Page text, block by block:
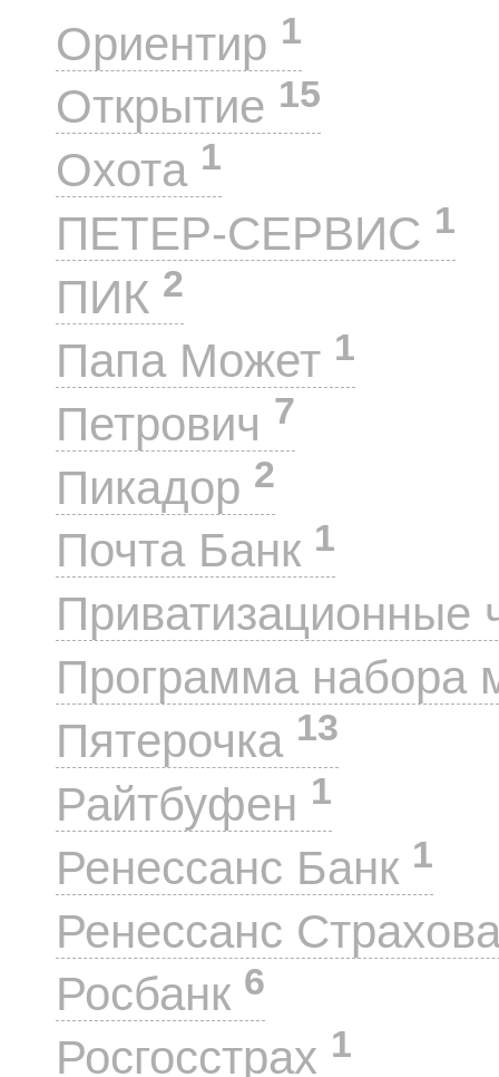
Ориентир 1
Открытие 15
Охота 1
ПЕТЕР-СЕРВИС 1
ПИК 2
Папа Может 1
Петрович 7
Пикадор 2
Почта Банк 1
Приватизационные
Программа набора
Пятерочка 13
Райтбуфен 1
Ренессанс Банк 1
Ренессанс
Росбанк 6
Росгосстрах 1